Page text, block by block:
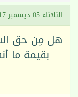
الثلاثاء 05 ديسمبر 2017 - 17 ربيع الأول 1439هـ
هل مِن حق
بقيمة ما